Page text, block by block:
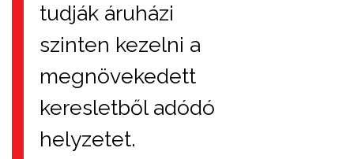
tudják áruházi
szinten kezelni a
megnövekedett
keresletből adódó
helyzetet.